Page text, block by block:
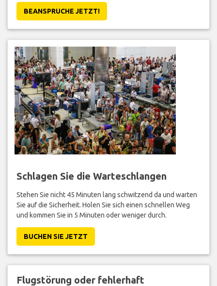
BEANSPRUCHE JETZT!
Schlagen Sie die Warteschlangen
Stehen Sie nicht 45 Minuten lang schwitzend da und warten
Sie auf die Sicherheit. Holen Sie sich einen schnellen Weg
und kommen Sie in 5 Minuten oder weniger durch.
BUCHEN SIE JETZT
Flugstörung oder fehlerhaft